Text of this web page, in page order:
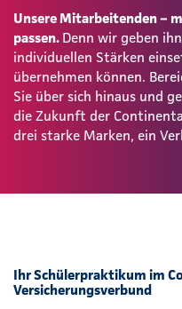
Unsere Mitarbeitenden –
passen. Denn wir geben
individuellen Stärken
übernehmen können.
Sie über sich hinaus und
die Zukunft der
drei starke Marken, ein
Ihr Schülerpraktikum im
Versicherungsverbund